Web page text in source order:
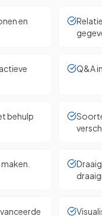
en
Q&A
behulp